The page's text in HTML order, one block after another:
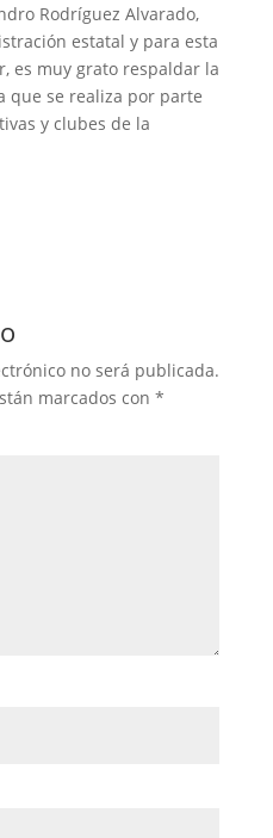
Rodríguez Alvarado,
estatal y para esta
es muy grato respaldar la
que se realiza por parte
y clubes de la
no será publicada.
marcados con *